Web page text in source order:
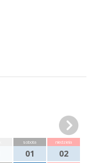
sobota
01
niedziela
02